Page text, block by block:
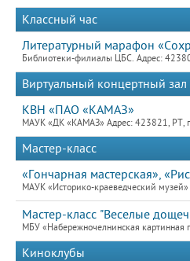
Классный час
Литературный марафон
Библиотеки-филиалы ЦБС. Адрес:
Виртуальный концертный зал
КВН «ПАО «КАМАЗ»
МАУК «ДК «КАМАЗ» Адрес: 423821, РТ,
Мастер-класс
«Гончарная мастерская»,
МАУК «Историко-краеведческий
Мастер-класс "Веселые
МБУ «Набережночелнинская картинная
Киноклубы